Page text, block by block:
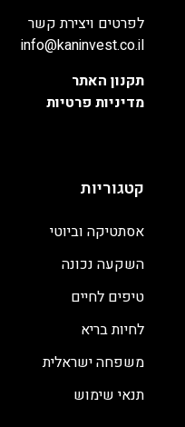
לפרטים ויצירת קשר
info@kaninvest.co.il
תקנון האתר
מדיניות פרטיות
קטגוריות
אסתטיקה וביוטי
השקעה נכונה
טיפים לחיים
לחיות בריא
משפחה ישראלית
תנאי שימוש